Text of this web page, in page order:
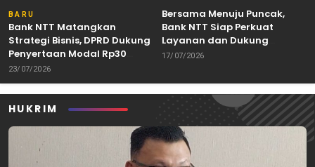
BARU
Bank NTT Matangkan
Strategi Bisnis, DPRD Dukung
Penyertaan Modal Rp30
Miliar
23/07/2026
Bersama Menuju Puncak,
Bank NTT Siap Perkuat
Layanan dan Dukung
Pertumbuhan Ekonomi NTT
17/07/2026
HUKRIM